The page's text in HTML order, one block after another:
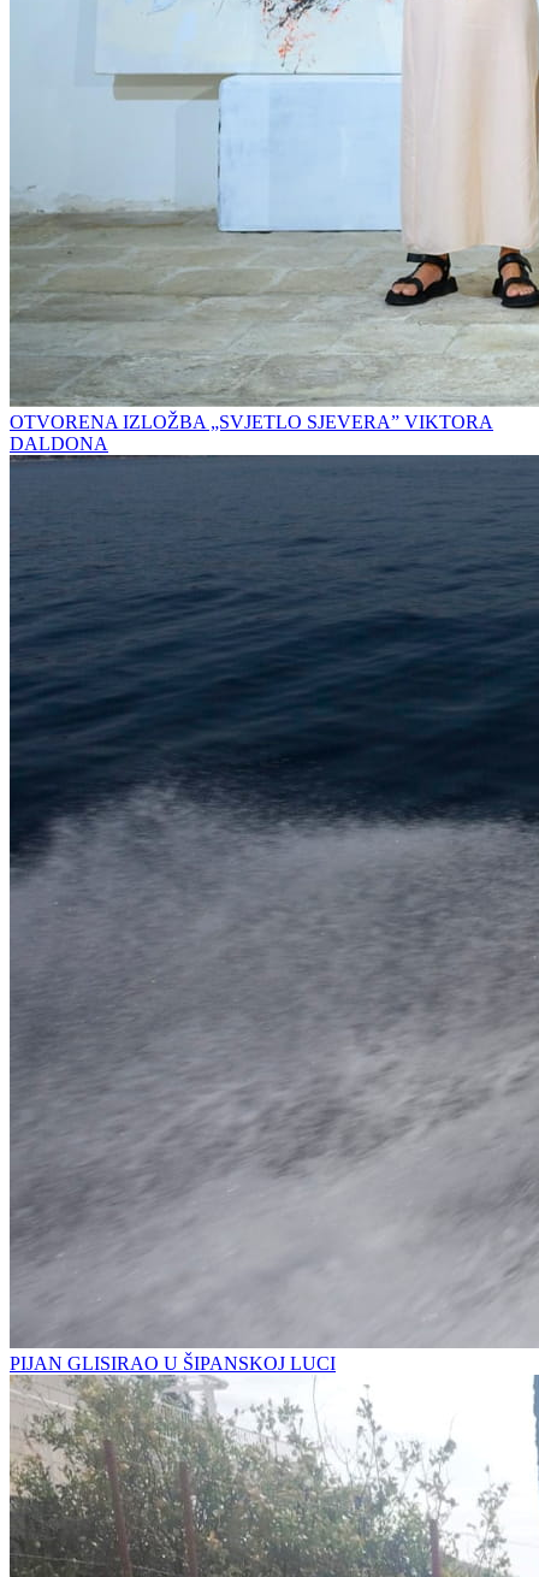
OTVORENA IZLOŽBA „SVJETLO SJEVERA” VIKTORA
DALDONA
PIJAN GLISIRAO U ŠIPANSKOJ LUCI